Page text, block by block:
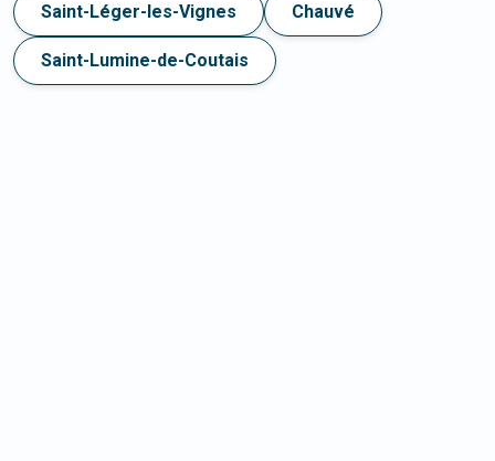
Saint-Léger-les-Vignes Chauvé
Saint-Lumine-de-Coutais